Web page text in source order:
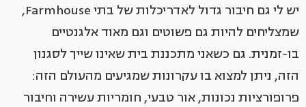
יש לי גם חיבור גדול לאדריכלות של בתי Farmhouse,
שמצליחים להיות גם פשוטים וגם מאוד אלגנטיים
בו-זמנית. גם כשאני מתכננת בית שאינו שייך לסגנון
הזה, ניתן למצוא בו עקרונות שמגיעים מהעולם הזה:
פרופורציות נכונות, אור טבעי, חומריות עשירה וחיבור